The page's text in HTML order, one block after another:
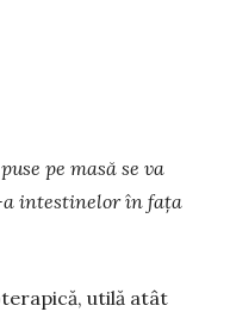
pe masă se va
a intestinelor în fața
utilă atât